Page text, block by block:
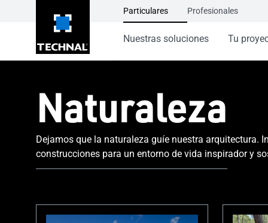
Particulares Profesionales
Nuestras soluciones Tu
Naturaleza
Dejamos que la naturaleza guíe nuestra arquitectura.
construcciones para un entorno de vida inspirador y